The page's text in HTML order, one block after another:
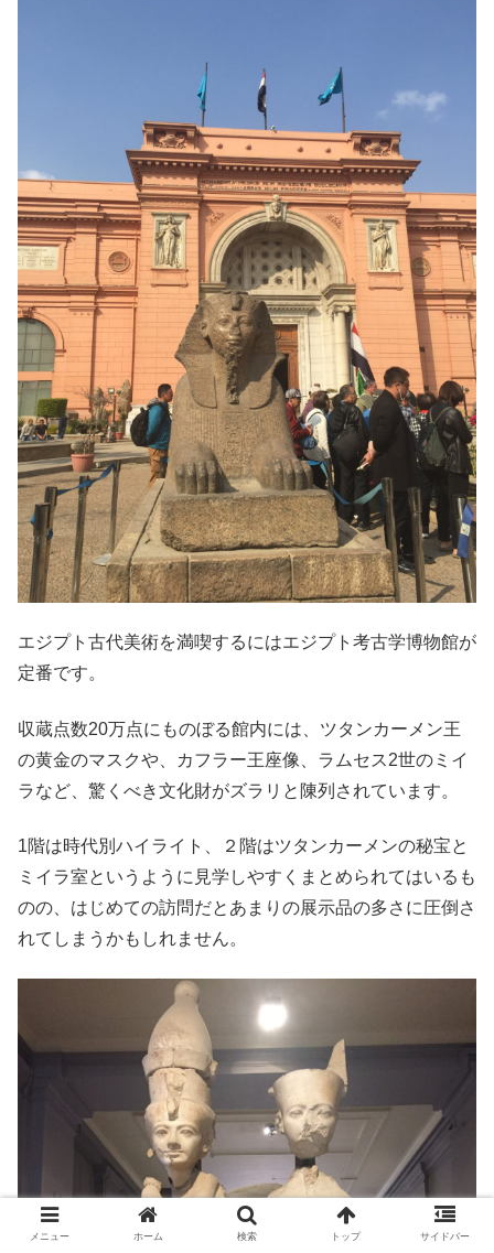
エジプト古代美術を満喫するにはエジプト考古学博物館が
定番です。
収蔵点数20万点にものぼる館内には、ツタンカーメン王
の黄金のマスクや、カフラー王座像、ラムセス2世のミイ
ラなど、驚くべき文化財がズラリと陳列されています。
1階は時代別ハイライト、２階はツタンカーメンの秘宝と
ミイラ室というように見学しやすくまとめられてはいるも
のの、はじめての訪問だとあまりの展示品の多さに圧倒さ
れてしまうかもしれません。
メニュー ホーム 検索 トップ サイドバー